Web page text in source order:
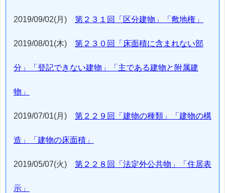
2019/09/02(月) 第２３１回「区分建物」「敷地権」
2019/08/01(木) 第２３０回「床面積に含まれない部
分」「登記できない建物」「主である建物と附属建
物」
2019/07/01(月) 第２２９回「建物の種類」「建物の構
造」「建物の床面積」
2019/05/07(火) 第２２８回「法定外公共物」「住居表
示」